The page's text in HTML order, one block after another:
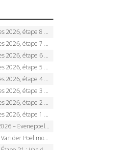
reprend le jaune, Niewiadoma à 8 secondes
maillot jaune, Reusser et Vollering piégées
gagne à Tournon, Reusser en jaune
Reusser en jaune, Ferrand-Prévot coule
le chrono, Ferrand-Prévot en crise
88 km d’échappée, maillot jaune
à Genève, Markus héroïque, 7e record
à Lausanne, premier maillot jaune
4e victoire, Carapaz battu au sprint
égale le record des cinq sacres